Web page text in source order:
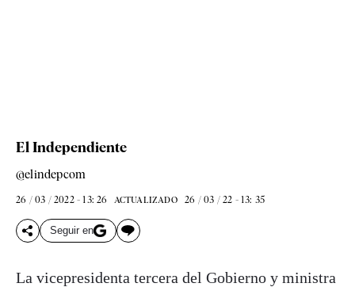
El Independiente
@elindepcom
26 / 03 / 2022 - 13: 26 ACTUALIZADO 26 / 03 / 22 - 13: 35
Seguir en
La vicepresidenta tercera del Gobierno y ministra